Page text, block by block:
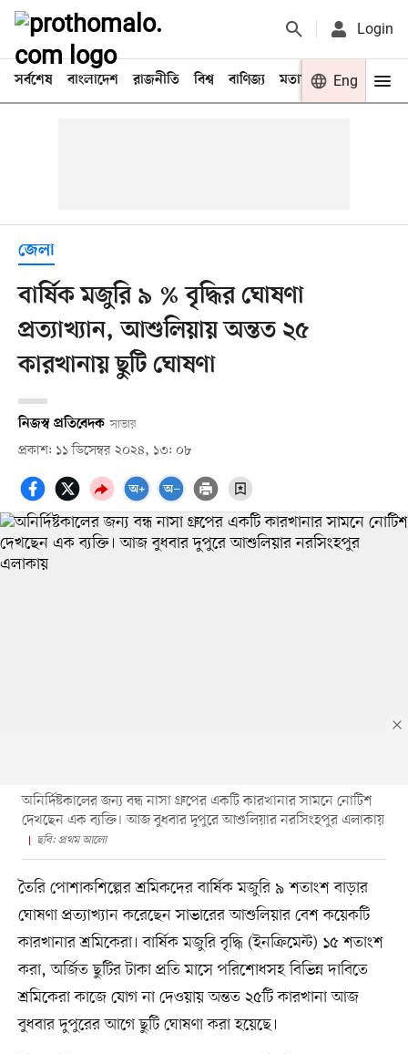
Login
সর্বশেষ বাংলাদেশ রাজনীতি বিশ্ব বাণিজ্য মতামত খেলা
Eng
জেলা
বার্ষিক মজুরি ৯ % বৃদ্ধির ঘোষণা
প্রত্যাখ্যান, আশুলিয়ায় অন্তত ২৫
কারখানায় ছুটি ঘোষণা
নিজস্ব প্রতিবেদক সাভার
প্রকাশ: ১১ ডিসেম্বর ২০২৪, ১৩: ০৮
অনির্দিষ্টকালের জন্য বন্ধ নাসা গ্রুপের একটি কারখানার সামনে নোটিশ
দেখছেন এক ব্যক্তি। আজ বুধবার দুপুরে আশুলিয়ার নরসিংহপুর এলাকায়
ছবি: প্রথম আলো
তৈরি পোশাকশিল্পের শ্রমিকদের বার্ষিক মজুরি ৯ শতাংশ বাড়ার
ঘোষণা প্রত্যাখ্যান করেছেন সাভারের আশুলিয়ার বেশ কয়েকটি
কারখানার শ্রমিকেরা। বার্ষিক মজুরি বৃদ্ধি (ইনক্রিমেন্ট) ১৫ শতাংশ
করা, অর্জিত ছুটির টাকা প্রতি মাসে পরিশোধসহ বিভিন্ন দাবিতে
শ্রমিকেরা কাজে যোগ না দেওয়ায় অন্তত ২৫টি কারখানা আজ
বুধবার দুপুরের আগে ছুটি ঘোষণা করা হয়েছে।